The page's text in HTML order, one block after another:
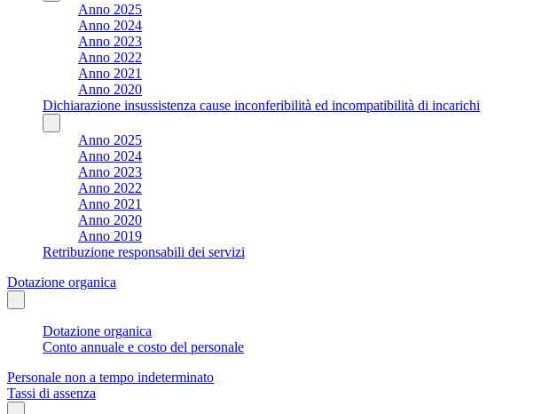
Anno 2025
Anno 2024
Anno 2023
Anno 2022
Anno 2021
Anno 2020
Dichiarazione insussistenza cause inconferibilità ed incompatibilità di incarichi
Anno 2025
Anno 2024
Anno 2023
Anno 2022
Anno 2021
Anno 2020
Anno 2019
Retribuzione responsabili dei servizi
Dotazione organica
Dotazione organica
Conto annuale e costo del personale
Personale non a tempo indeterminato
Tassi di assenza